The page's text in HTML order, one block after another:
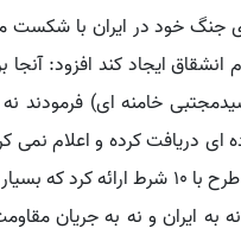
جنگ خود در ایران با
خامنه ای) فرمودند
کرد که جواب را در جریان یک طرح ۵ ماده ای
در ادامه گردش کاری صورت گرفت و ایران یک
ایران و نه به جریان